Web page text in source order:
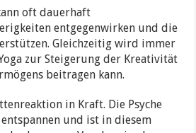
oft dauerhaft
entgegenwirken und die
Gleichzeitig wird immer
zur Steigerung der Kreativität
beitragen kann.
in Kraft. Die Psyche
und ist in diesem